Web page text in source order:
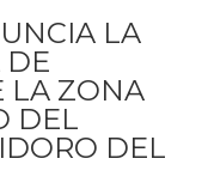
LA
DE
LA ZONA
DEL
DEL